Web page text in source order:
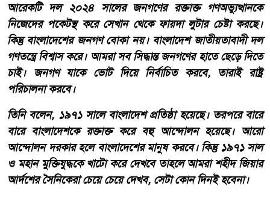
আরেকটি দল ২০২৪ সালের জনগণের রক্তাক্ত গণঅভ্যুত্থানকে
নিজেদের পকেটস্থ করে সেখান থেকে ফায়দা লুটার চেষ্টা করছে।
কিন্তু বাংলাদেশের জনগণ বোকা নয়। বাংলাদেশ জাতীয়তাবাদী দল
গণতন্ত্রে বিশ্বাস করে। আমরা সব সিদ্ধান্ত জনগণের হাতে ছেড়ে দিতে
চাই। জনগণ যাকে ভোট দিয়ে নির্বাচিত করবে, তারাই রাষ্ট্র
পরিচালনা করবে।
তিনি বলেন, ১৯৭১ সালে বাংলাদেশ প্রতিষ্ঠা হয়েছে। তরপরে বারে
বারে বাংলাদেশকে রক্তাক্ত করে বহু আন্দোলন হয়েছে। আরো
আন্দোলন দরকার হলে বাংলাদেশের মানুষ করবে। কিন্তু ১৯৭১ সাল
ও মহান মুক্তিযুদ্ধকে খাটো করে দেখবে তাহলে আমরা শহীদ জিয়ার
আর্দশের সৈনিকেরা চেয়ে চেয়ে দেখব, সেটা কোন দিনই হবেনা।